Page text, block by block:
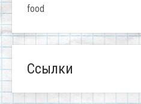
food
Ссылки